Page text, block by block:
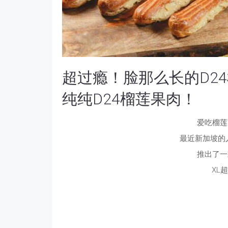
超过瘾！脸那么长的
纯纯D24榴莲果肉！
爱吃榴
最近新加坡的
推出了
XL